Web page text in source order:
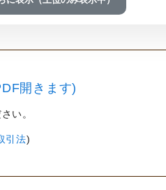
開きます)
い。
引法)